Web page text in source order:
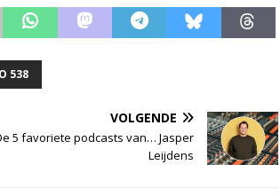
538
VOLGENDE
5 favoriete podcasts van… Jasper
Leijdens